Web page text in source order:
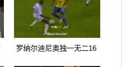
罗纳尔迪尼奥独一无二16